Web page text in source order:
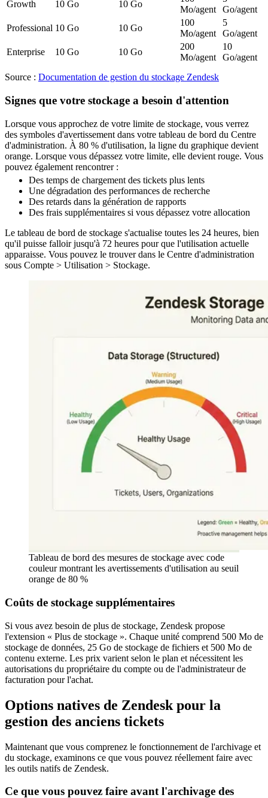
Growth
10 Go 10 Go
Mo/agent
Go/agent
Professional 10 Go 10 Go
100
Mo/agent
5
Go/agent
Enterprise
10 Go 10 Go
200
Mo/agent
10
Go/agent
Source : Documentation de gestion du stockage Zendesk
Signes que votre stockage a besoin d'attention
Lorsque vous approchez de votre limite de stockage, vous verrez
des symboles d'avertissement dans votre tableau de bord du Centre
d'administration. À 80 % d'utilisation, la ligne du graphique devient
orange. Lorsque vous dépassez votre limite, elle devient rouge. Vous
pouvez également rencontrer :
Des temps de chargement des tickets plus lents
Une dégradation des performances de recherche
Des retards dans la génération de rapports
Des frais supplémentaires si vous dépassez votre allocation
Le tableau de bord de stockage s'actualise toutes les 24 heures, bien
qu'il puisse falloir jusqu'à 72 heures pour que l'utilisation actuelle
apparaisse. Vous pouvez le trouver dans le Centre d'administration
sous Compte > Utilisation > Stockage.
Tableau de bord des mesures de stockage avec code
couleur montrant les avertissements d'utilisation au seuil
orange de 80 %
Coûts de stockage supplémentaires
Si vous avez besoin de plus de stockage, Zendesk propose
l'extension « Plus de stockage ». Chaque unité comprend 500 Mo de
stockage de données, 25 Go de stockage de fichiers et 500 Mo de
contenu externe. Les prix varient selon le plan et nécessitent les
autorisations du propriétaire du compte ou de l'administrateur de
facturation pour l'achat.
Options natives de Zendesk pour la
gestion des anciens tickets
Maintenant que vous comprenez le fonctionnement de l'archivage et
du stockage, examinons ce que vous pouvez réellement faire avec
les outils natifs de Zendesk.
Ce que vous pouvez faire avant l'archivage des